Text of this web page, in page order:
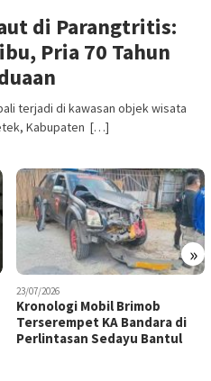
di Parangtritis:
Pria 70 Tahun
terjadi di kawasan objek wisata
Kabupaten […]
»
23/07/2026
Kronologi Mobil Brimob
Terserempet KA Bandara di
Perlintasan Sedayu Bantul